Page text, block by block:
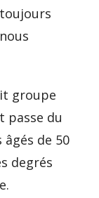
groupe
passe du
de 50
degrés